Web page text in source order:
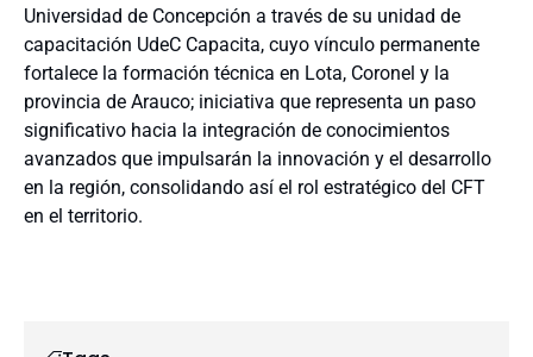
Universidad de Concepción a través de su unidad de
capacitación UdeC Capacita, cuyo vínculo permanente
fortalece la formación técnica en Lota, Coronel y la
provincia de Arauco; iniciativa que representa un paso
significativo hacia la integración de conocimientos
avanzados que impulsarán la innovación y el desarrollo
en la región, consolidando así el rol estratégico del CFT
en el territorio.